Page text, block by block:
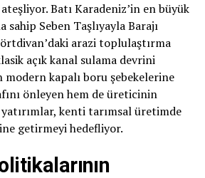
Batı Karadeniz’in en büyük
sahip Seben Taşlıyayla Barajı
arazi toplulaştırma
açık kanal sulama devrini
kapalı boru şebekelerine
önleyen hem de üreticinin
kenti tarımsal üretimde
getirmeyi hedefliyor.